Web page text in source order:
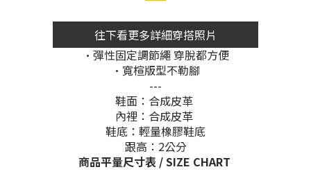
往下看更多詳細穿搭照片
•彈性固定調節繩 穿脫都方便
•寬楦版型不勒腳
---
鞋面：合成皮革
內裡：合成皮革
鞋底：輕量橡膠鞋底
跟高：2公分
商品平量尺寸表 / SIZE CHART